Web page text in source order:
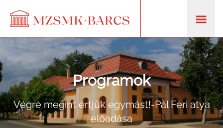
Programok
Végre megint értjük egymást!-Pál Feri atya
előadása